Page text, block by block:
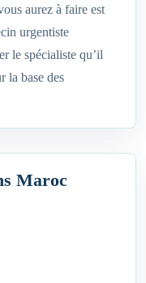
aurez à faire est
urgentiste
le spécialiste qu’il
la base des
Maroc